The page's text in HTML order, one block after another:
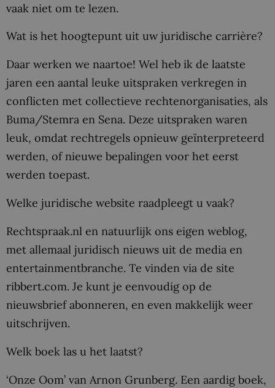
vaak niet om te lezen.
Wat is het hoogtepunt uit uw juridische carrière?
Daar werken we naartoe! Wel heb ik de laatste
jaren een aantal leuke uitspraken verkregen in
conflicten met collectieve rechtenorganisaties, als
Buma/Stemra en Sena. Deze uitspraken waren
leuk, omdat rechtregels opnieuw geïnterpreteerd
werden, of nieuwe bepalingen voor het eerst
werden toepast.
Welke juridische website raadpleegt u vaak?
Rechtspraak.nl en natuurlijk ons eigen weblog,
met allemaal juridisch nieuws uit de media en
entertainmentbranche. Te vinden via de site
ribbert.com. Je kunt je eenvoudig op de
nieuwsbrief abonneren, en even makkelijk weer
uitschrijven.
Welk boek las u het laatst?
‘Onze Oom’ van Arnon Grunberg. Een aardig boek,